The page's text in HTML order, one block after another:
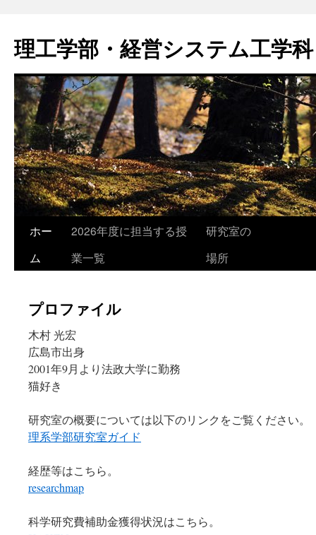
テ
ン
へ
ス
ッ
プ
理工学部・経営システム工学
ホー
ム
2026年度に担当する授
業一覧
研究室の
場所
プロファイル
木村 光宏
広島市出身
2001年9月より法政大学に勤務
猫好き
研究室の概要については以下のリンクをご覧ください。
理系学部研究室ガイド
経歴等はこちら。
researchmap
科学研究費補助金獲得状況はこちら。